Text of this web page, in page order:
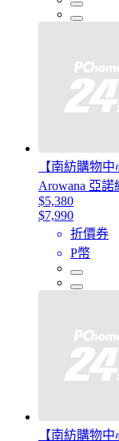
【南紡購物
Arowana 亞
$5,380
$7,990
折價券
P幣
【南紡購物中